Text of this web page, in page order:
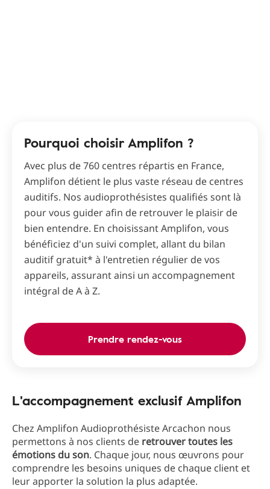
Pourquoi choisir Amplifon ?
Avec plus de 760 centres répartis en France,
Amplifon détient le plus vaste réseau de centres
auditifs. Nos audioprothésistes qualifiés sont là
pour vous guider afin de retrouver le plaisir de
bien entendre. En choisissant Amplifon, vous
bénéficiez d'un suivi complet, allant du bilan
auditif gratuit* à l'entretien régulier de vos
appareils, assurant ainsi un accompagnement
intégral de A à Z.
Prendre rendez-vous
L'accompagnement exclusif Amplifon
Chez Amplifon Audioprothésiste Arcachon nous
permettons à nos clients de retrouver toutes les
émotions du son. Chaque jour, nous œuvrons pour
comprendre les besoins uniques de chaque client et
leur apporter la solution la plus adaptée.